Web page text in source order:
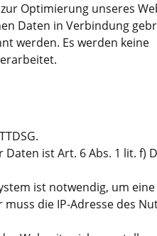
Optimierung unseres
Daten in Verbindung
werden. Es werden keine
ist Art. 6 Abs. 1 lit. f)
ist notwendig, um
die IP-Adresse des